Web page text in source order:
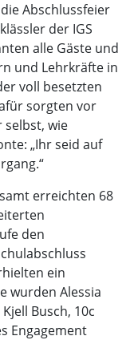
Abschlussfeier
der IGS
alle Gäste und
und Lehrkräfte in
voll besetzten
sorgten vor
selbst, wie
„Ihr seid auf
erreichten 68
den
ein
wurden Alessia
Busch, 10c
Engagement